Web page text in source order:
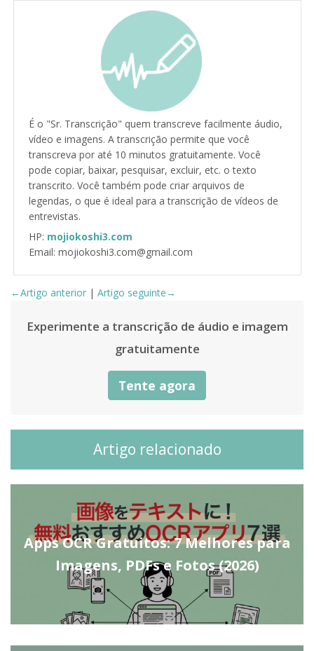
É o "Sr. Transcrição" quem transcreve facilmente áudio,
vídeo e imagens. A transcrição permite que você
transcreva por até 10 minutos gratuitamente. Você
pode copiar, baixar, pesquisar, excluir, etc. o texto
transcrito. Você também pode criar arquivos de
legendas, o que é ideal para a transcrição de vídeos de
entrevistas.
HP: mojiokoshi3.com
Email: mojiokoshi3.com@gmail.com
←Artigo anterior | Artigo seguinte→
Experimente a transcrição de áudio e imagem
gratuitamente
Tente agora
Artigo relacionado
Apps OCR Gratuitos: 7 Melhores para
Imagens, PDFs e Fotos (2026)